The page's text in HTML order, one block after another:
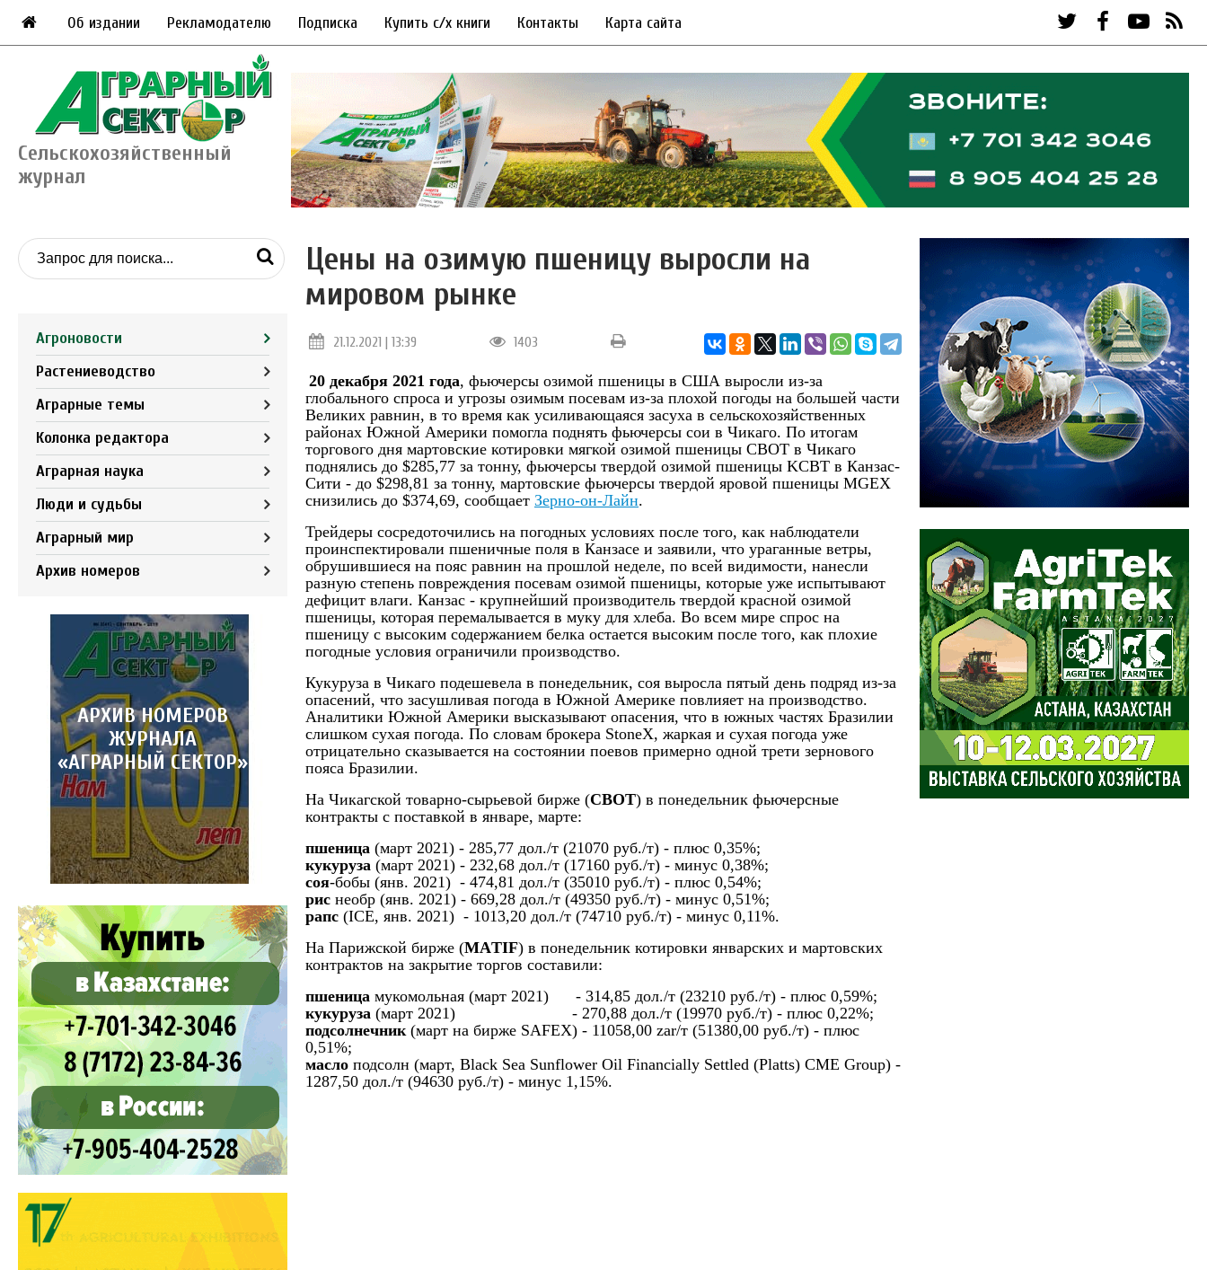
Об издании Рекламодателю Подписка Купить с/х книги Контакты Карта сайта
Сельскохозяйственный
журнал
Агроновости
Растениеводство
Аграрные темы
Колонка редактора
Аграрная наука
Люди и судьбы
Аграрный мир
Архив номеров
АРХИВ НОМЕРОВ
ЖУРНАЛА
«АГРАРНЫЙ СЕКТОР»
Цены на озимую пшеницу выросли на
мировом рынке
21.12.2021 | 13:39 1403
20 декабря 2021 года, фьючерсы озимой пшеницы в США выросли из-за
глобального спроса и угрозы озимым посевам из-за плохой погоды на большей части
Великих равнин, в то время как усиливающаяся засуха в сельскохозяйственных
районах Южной Америки помогла поднять фьючерсы сои в Чикаго. По итогам
торгового дня мартовские котировки мягкой озимой пшеницы CBOT в Чикаго
поднялись до $285,77 за тонну, фьючерсы твердой озимой пшеницы KCBT в Канзас-
Сити - до $298,81 за тонну, мартовские фьючерсы твердой яровой пшеницы MGEХ
снизились до $374,69, сообщает Зерно-он-Лайн.
Трейдеры сосредоточились на погодных условиях после того, как наблюдатели
проинспектировали пшеничные поля в Канзасе и заявили, что ураганные ветры,
обрушившиеся на пояс равнин на прошлой неделе, по всей видимости, нанесли
разную степень повреждения посевам озимой пшеницы, которые уже испытывают
дефицит влаги. Канзас - крупнейший производитель твердой красной озимой
пшеницы, которая перемалывается в муку для хлеба. Во всем мире спрос на
пшеницу с высоким содержанием белка остается высоким после того, как плохие
погодные условия ограничили производство.
Кукуруза в Чикаго подешевела в понедельник, соя выросла пятый день подряд из-за
опасений, что засушливая погода в Южной Америке повлияет на производство.
Аналитики Южной Америки высказывают опасения, что в южных частях Бразилии
слишком сухая погода. По словам брокера StoneX, жаркая и сухая погода уже
отрицательно сказывается на состоянии поевов примерно одной трети зернового
пояса Бразилии.
На Чикагской товарно-сырьевой бирже (CBOT) в понедельник фьючерсные
контракты с поставкой в январе, марте:
пшеница (март 2021) - 285,77 дол./т (21070 руб./т) - плюс 0,35%;
кукуруза (март 2021) - 232,68 дол./т (17160 руб./т) - минус 0,38%;
соя-бобы (янв. 2021) - 474,81 дол./т (35010 руб./т) - плюс 0,54%;
рис необр (янв. 2021) - 669,28 дол./т (49350 руб./т) - минус 0,51%;
рапс (ICE, янв. 2021) - 1013,20 дол./т (74710 руб./т) - минус 0,11%.
На Парижской бирже (МАTIF) в понедельник котировки январских и мартовских
контрактов на закрытие торгов составили:
пшеница мукомольная (март 2021) - 314,85 дол./т (23210 руб./т) - плюс 0,59%;
кукуруза (март 2021) - 270,88 дол./т (19970 руб./т) - плюс 0,22%;
подсолнечник (март на бирже SAFEX) - 11058,00 zar/т (51380,00 руб./т) - плюс
0,51%;
масло подсолн (март, Black Sea Sunflower Oil Financially Settled (Platts) CME Group) -
1287,50 дол./т (94630 руб./т) - минус 1,15%.